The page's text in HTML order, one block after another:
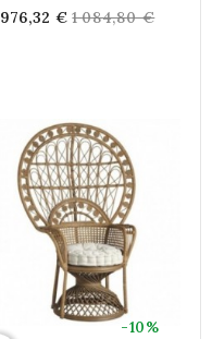
Rotin
976,32 € Regular
1 084,80 €
-10%